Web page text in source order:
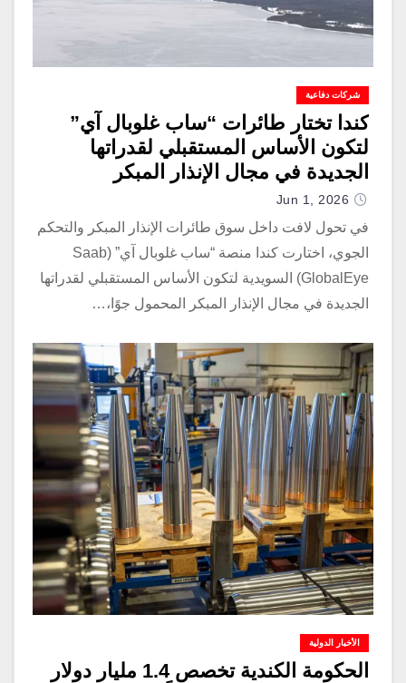
شركات دفاعية
كندا تختار طائرات “ساب غلوبال آي”
لتكون الأساس المستقبلي لقدراتها
الجديدة في مجال الإنذار المبكر
المحمول جوًا
Jun 1, 2026
في تحول لافت داخل سوق طائرات الإنذار المبكر والتحكم
الجوي، اختارت كندا منصة “ساب غلوبال آي” (Saab
GlobalEye) السويدية لتكون الأساس المستقبلي لقدراتها
الجديدة في مجال الإنذار المبكر المحمول جوًا،…
الأخبار الدولية
الحكومة الكندية تخصص 1.4 مليار دولار